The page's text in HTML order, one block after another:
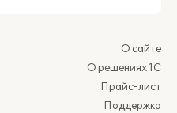
О сайте
О решениях 1С
Прайс-лист
Поддержка